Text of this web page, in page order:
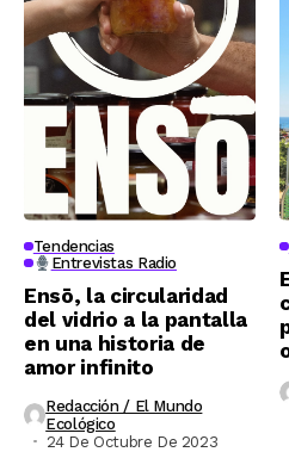
Tendencias
Entrevistas Radio
Ensō, la circularidad
del vidrio a la pantalla
en una historia de
amor infinito
Redacción / El Mundo
Ecológico
24 De Octubre De 2023